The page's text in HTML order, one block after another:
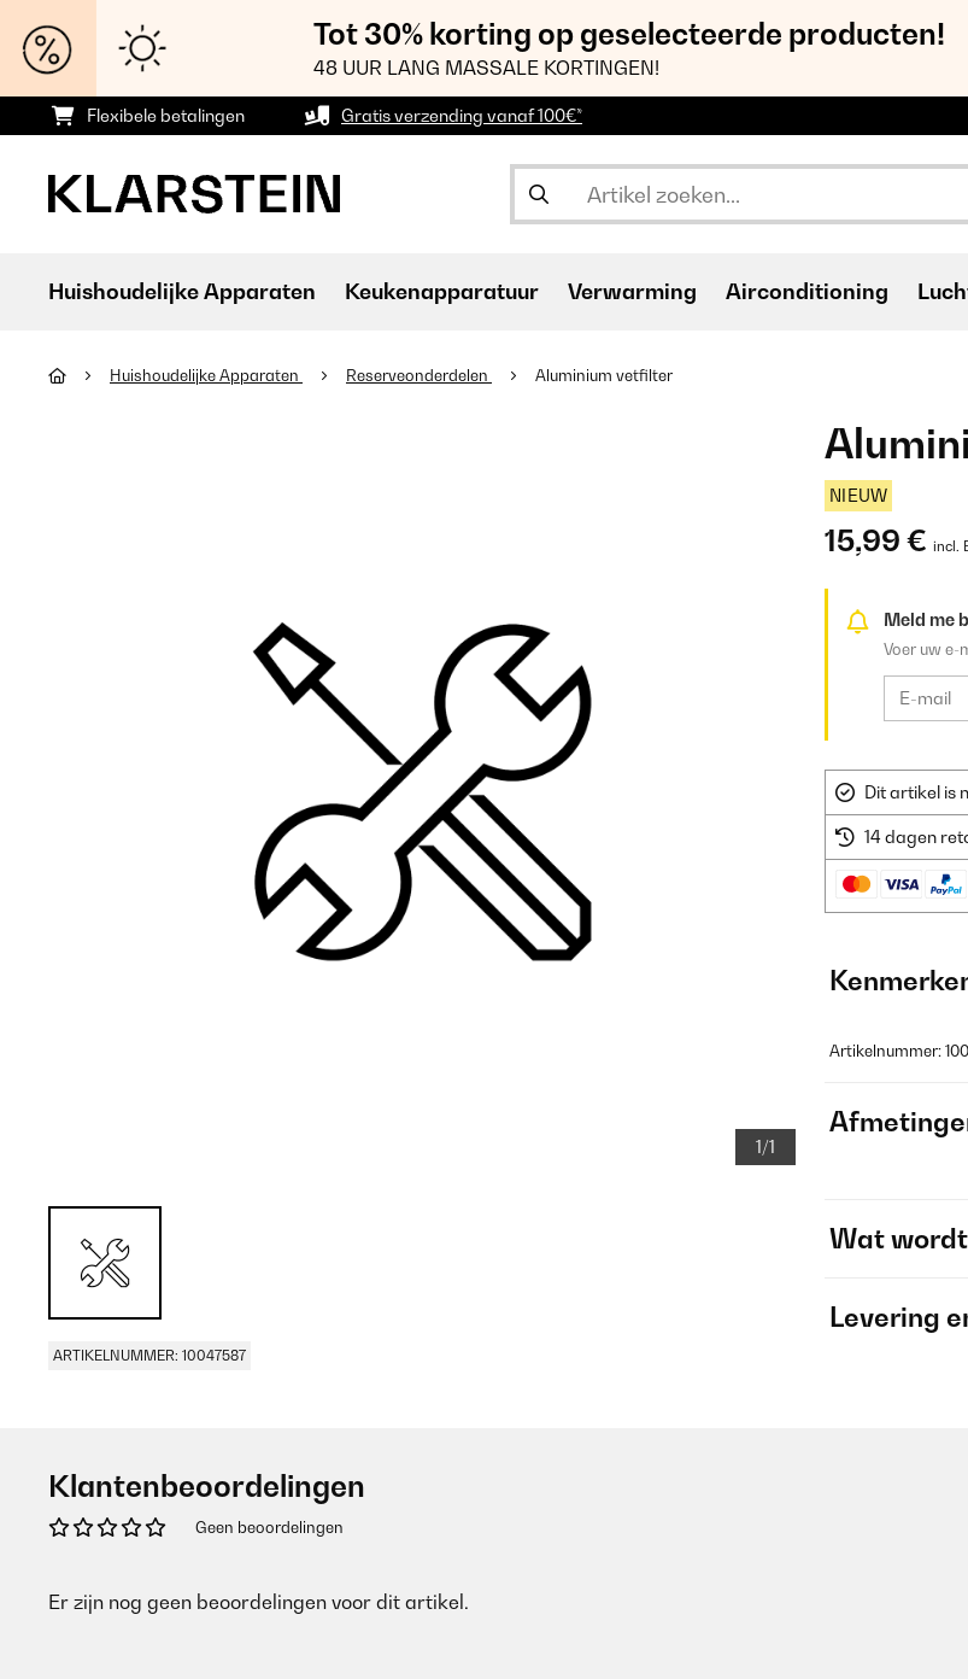
Tot 30% korting op geselecteerde producten!
48 UUR LANG MASSALE KORTINGEN!
Flexibele betalingen Gratis verzending vanaf 100€*
Huishoudelijke Apparaten Keukenapparatuur Verwarming Airconditioning
Huishoudelijke Apparaten Reserveonderdelen Aluminium vetfilter
1/1
ARTIKELNUMMER: 10047587
NIEUW
15,99 € incl.
Meld me
Voer uw e-
Dit artikel is
14 dagen
Artikelnummer:
Wat
Levering
Klantenbeoordelingen
Geen beoordelingen
Er zijn nog geen beoordelingen voor dit artikel.